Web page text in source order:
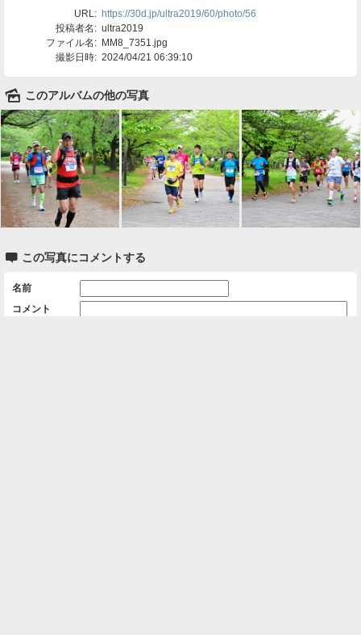
URL: https://30d.jp/ultra2019/60/photo/56
投稿者名: ultra2019
ファイル名: MM8_7351.jpg
撮影日時: 2024/04/21 06:39:10
🌄 このアルバムの他の写真
 この写真にコメントする
名前
コメント